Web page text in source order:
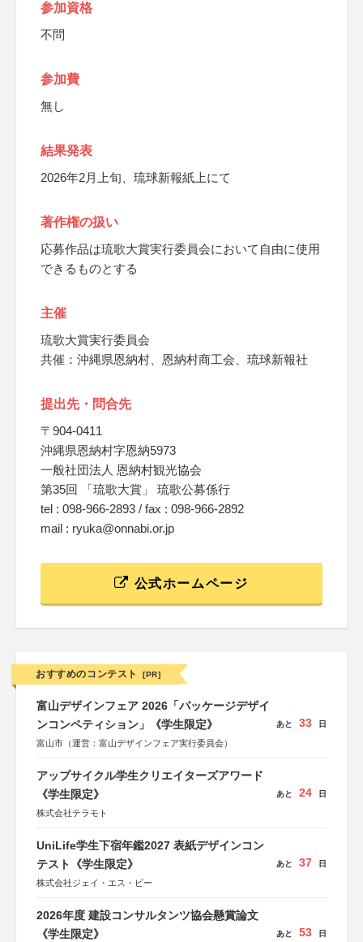
参加資格
不問
参加費
無し
結果発表
2026年2月上旬、琉球新報紙上にて
著作権の扱い
応募作品は琉歌大賞実行委員会において自由に使用
できるものとする
主催
琉歌大賞実行委員会
共催：沖縄県恩納村、恩納村商工会、琉球新報社
提出先・問合先
〒904-0411
沖縄県恩納村字恩納5973
一般社団法人 恩納村観光協会
第35回 「琉歌大賞」 琉歌公募係行
tel : 098-966-2893 / fax : 098-966-2892
mail : ryuka@onnabi.or.jp
公式ホームページ
おすすめのコンテスト [PR]
富山デザインフェア 2026「パッケージデザイ
ンコンペティション」《学生限定》
富山市（運営：富山デザインフェア実行委員会）
あと 33 日
アップサイクル学生クリエイターズアワード
《学生限定》
株式会社テラモト
あと 24 日
UniLife学生下宿年鑑2027 表紙デザインコン
テスト《学生限定》
株式会社ジェイ・エス・ビー
あと 37 日
2026年度 建設コンサルタンツ協会懸賞論文
《学生限定》
あと 53 日